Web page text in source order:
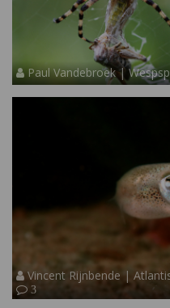
Paul Vandebroek |
Vincent Rijnbende |
3